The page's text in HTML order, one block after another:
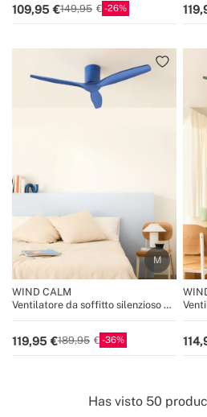
109,95 149,95 26
WIND CALM
Ventilatore da soffitto silenzioso da
119,95 189,95 36
Has visto 50